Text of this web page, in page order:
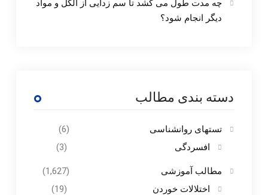
چه مدت طول می کشد تا سم زدایی از الکل و مواد
دیگر انجام شود؟
دسته بندی مطالب
تستهای روانشناسی
(6)
افسردگی
(3)
مطالب آموزشی
(1,627)
اختلالات خوردن
(19)